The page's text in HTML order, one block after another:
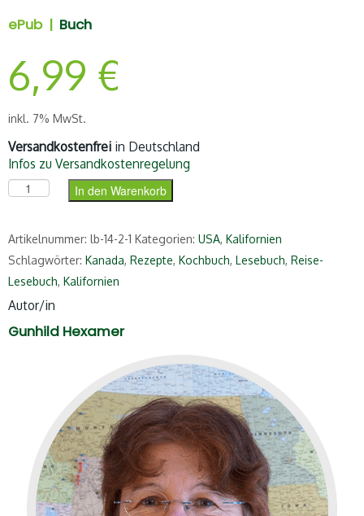
ePub | Buch
6,99 €
inkl. 7% MwSt.
Versandkostenfrei in Deutschland
Infos zu Versandkostenregelung
Das Kalifornien-Lesebuch (ePub) Menge
In den Warenkorb
Artikelnummer: lb-14-2-1 Kategorien: USA, Kalifornien
Schlagwörter: Kanada, Rezepte, Kochbuch, Lesebuch, Reise-
Lesebuch, Kalifornien
Autor/in
Gunhild Hexamer